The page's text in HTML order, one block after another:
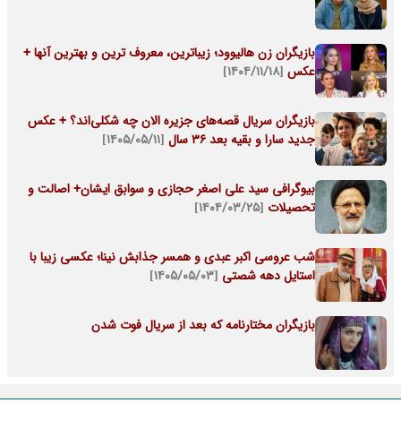
بازیگران زن هالیوود؛ زیباترین، معروف ترین و بهترین آنها +
عکس [۱۴۰۴/۱۱/۱۸]
بازیگران سریال قصه‌های جزیره الان چه شکلی‌اند؟ + عکس
جدید سارا و بقیه بعد 36 سال
[۱۴۰۵/۰۵/۱۱]
بیوگرافی سید علی اصغر حجازی و سوابق ایشان+ اصالت و
تحصیلات [۱۴۰۴/۰۳/۲۵]
شب عروسی اکبر عبدی و همسر جذابش نینا؛ عکسی زیبا با
استایل دهه شصتی [۱۴۰۵/۰۵/۰۳]
بازیگران مختارنامه که بعد از سریال فوت شدن